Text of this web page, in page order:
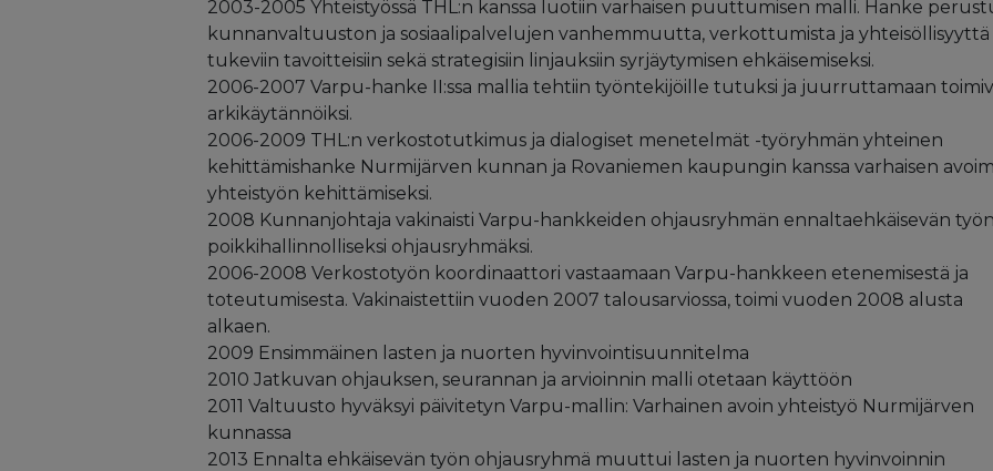
2003-2005 Yhteistyössä THL:n kanssa luotiin varhaisen puuttumisen malli. Hanke
kunnanvaltuuston ja sosiaalipalvelujen vanhemmuutta, verkottumista ja yhteisöllisyyttä
tukeviin tavoitteisiin sekä strategisiin linjauksiin syrjäytymisen ehkäisemiseksi.
2006-2007 Varpu-hanke II:ssa mallia tehtiin työntekijöille tutuksi ja juurruttamaan
arkikäytännöiksi.
2006-2009 THL:n verkostotutkimus ja dialogiset menetelmät -työryhmän yhteinen
kehittämishanke Nurmijärven kunnan ja Rovaniemen kaupungin kanssa varhaisen
yhteistyön kehittämiseksi.
2008 Kunnanjohtaja vakinaisti Varpu-hankkeiden ohjausryhmän ennaltaehkäisevän
poikkihallinnolliseksi ohjausryhmäksi.
2006-2008 Verkostotyön koordinaattori vastaamaan Varpu-hankkeen etenemisestä ja
toteutumisesta. Vakinaistettiin vuoden 2007 talousarviossa, toimi vuoden 2008 alusta
alkaen.
2009 Ensimmäinen lasten ja nuorten hyvinvointisuunnitelma
2010 Jatkuvan ohjauksen, seurannan ja arvioinnin malli otetaan käyttöön
2011 Valtuusto hyväksyi päivitetyn Varpu-mallin: Varhainen avoin yhteistyö Nurmijärven
kunnassa
2013 Ennalta ehkäisevän työn ohjausryhmä muuttui lasten ja nuorten hyvinvoinnin